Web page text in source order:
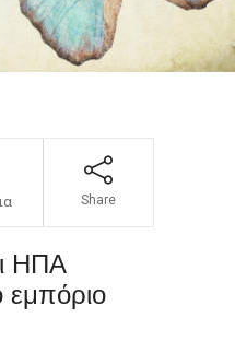
Share
ΗΠΑ